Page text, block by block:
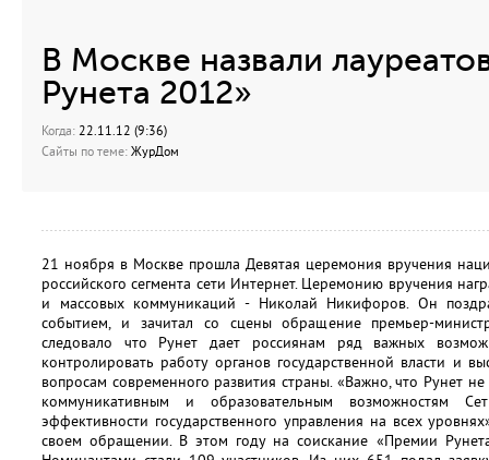
В Москве назвали
Рунета 2012»
Когда: 22.11.12 (9:36)
Сайты по теме: ЖурДом
21 ноября в Москве прошла Девятая церемония вручения
российского сегмента сети Интернет. Церемонию вручения
и массовых коммуникаций - Николай Никифоров. Он
событием, и зачитал со сцены обращение премьер-
следовало что Рунет дает россиянам ряд важных
контролировать работу органов государственной власти и
вопросам современного развития страны. «Важно, что Рунет
коммуникативным и образовательным возможностям
эффективности государственного управления на всех
своем обращении. В этом году на соискание «Премии